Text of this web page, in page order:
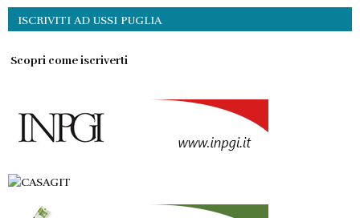
ISCRIVITI AD USSI PUGLIA
Scopri come iscriverti